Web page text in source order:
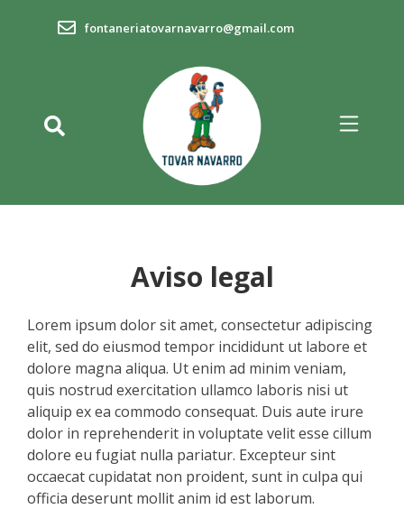
fontaneriatovarnavarro@gmail.com
Aviso legal
Lorem ipsum dolor sit amet, consectetur adipiscing
elit, sed do eiusmod tempor incididunt ut labore et
dolore magna aliqua. Ut enim ad minim veniam,
quis nostrud exercitation ullamco laboris nisi ut
aliquip ex ea commodo consequat. Duis aute irure
dolor in reprehenderit in voluptate velit esse cillum
dolore eu fugiat nulla pariatur. Excepteur sint
occaecat cupidatat non proident, sunt in culpa qui
officia deserunt mollit anim id est laborum.